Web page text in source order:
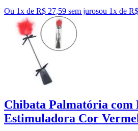
Ou 1x de R$ 27,59 sem jurosou 1x de
Chibata Palmatória com
Estimuladora Cor